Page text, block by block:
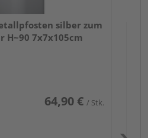
silber zum
H~90 7x7x105cm
64,90 € / Stk.